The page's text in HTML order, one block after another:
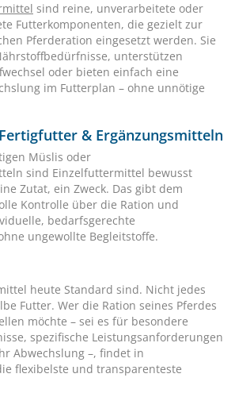
sind reine, unverarbeitete oder
Futterkomponenten, die gezielt zur
Pferderation eingesetzt werden. Sie
unterstützen
oder bieten einfach eine
im Futterplan – ohne unnötige
& Ergänzungsmitteln
Müslis oder
sind Einzelfuttermittel bewusst
Zutat, ein Zweck. Das gibt dem
Kontrolle über die Ration und
bedarfsgerechte
ungewollte Begleitstoffe.
heute Standard sind. Nicht jedes
Futter. Wer die Ration seines Pferdes
möchte – sei es für besondere
spezifische Leistungsanforderungen
Abwechslung –, findet in
flexibelste und transparenteste